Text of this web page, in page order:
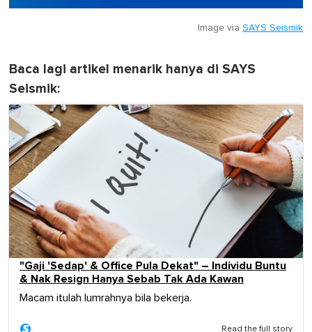
Image via SAYS Seismik
Baca lagi artikel menarik hanya di SAYS
Seismik:
"Gaji 'Sedap' & Office Pula Dekat" – Individu Buntu
& Nak Resign Hanya Sebab Tak Ada Kawan
Macam itulah lumrahnya bila bekerja.
Read the full story